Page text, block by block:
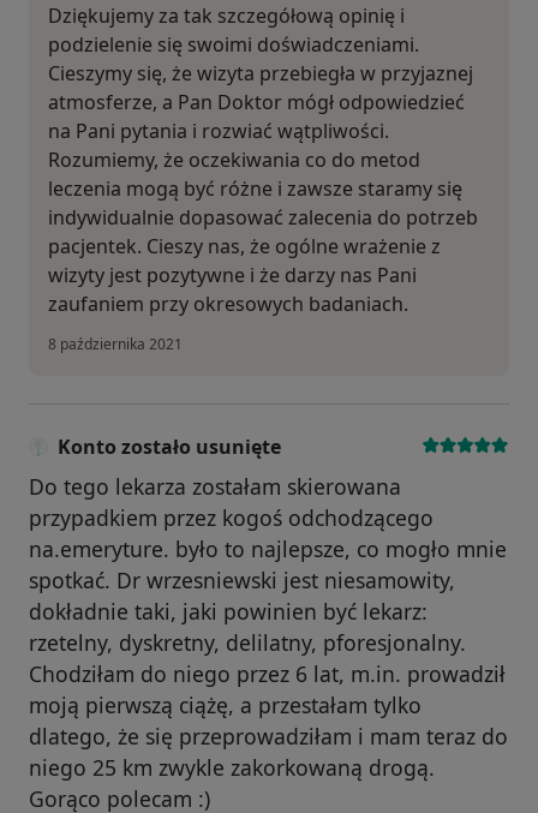
Dziękujemy za tak szczegółową opinię i
podzielenie się swoimi doświadczeniami.
Cieszymy się, że wizyta przebiegła w przyjaznej
atmosferze, a Pan Doktor mógł odpowiedzieć
na Pani pytania i rozwiać wątpliwości.
Rozumiemy, że oczekiwania co do metod
leczenia mogą być różne i zawsze staramy się
indywidualnie dopasować zalecenia do potrzeb
pacjentek. Cieszy nas, że ogólne wrażenie z
wizyty jest pozytywne i że darzy nas Pani
zaufaniem przy okresowych badaniach.
8 października 2021
Konto zostało usunięte
Do tego lekarza zostałam skierowana
przypadkiem przez kogoś odchodzącego
na.emeryture. było to najlepsze, co mogło mnie
spotkać. Dr wrzesniewski jest niesamowity,
dokładnie taki, jaki powinien być lekarz:
rzetelny, dyskretny, delilatny, pforesjonalny.
Chodziłam do niego przez 6 lat, m.in. prowadził
moją pierwszą ciążę, a przestałam tylko
dlatego, że się przeprowadziłam i mam teraz do
niego 25 km zwykle zakorkowaną drogą.
Gorąco polecam :)